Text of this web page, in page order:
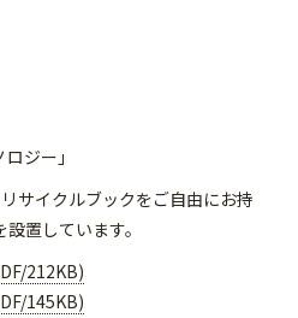
ジー」
サイクルブックをご自由にお持
置しています。
212KB)
145KB)